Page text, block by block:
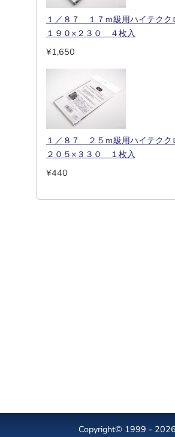
１／８７ １７ｍ級用ハイテク
１９０×２３０ ４枚入
¥1,650
１／８７ ２５ｍ級用ハイテク
２０５×３３０ １枚入
¥440
Copyright© 1999 -